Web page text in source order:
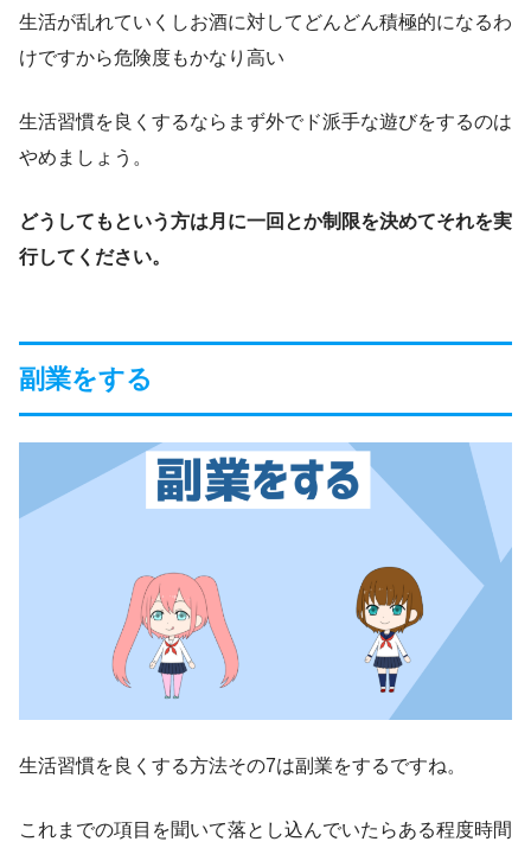
生活が乱れていくしお酒に対してどんどん積極的になるわ
けですから危険度もかなり高い
生活習慣を良くするならまず外でド派手な遊びをするのは
やめましょう。
どうしてもという方は月に一回とか制限を決めてそれを実
行してください。
副業をする
生活習慣を良くする方法その7は副業をするですね。
これまでの項目を聞いて落とし込んでいたらある程度時間